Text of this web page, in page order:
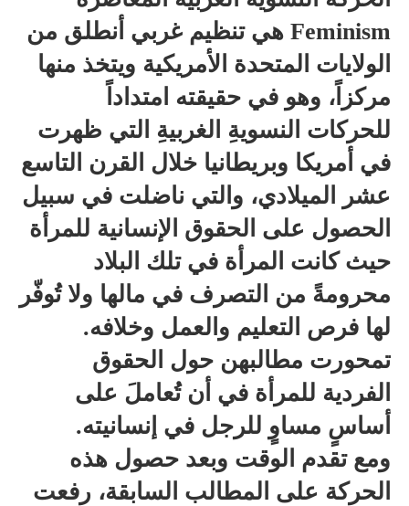
Feminism هي تنظيم غربي أنطلق من
الولايات المتحدة الأمريكية ويتخذ منها
مركزاً، وهو في حقيقته امتداداً
للحركات النسويةِ الغربيةِ التي ظهرت
في أمريكا وبريطانيا خلال القرن التاسع
عشر الميلادي، والتي ناضلت في سبيل
الحصول على الحقوق الإنسانية للمرأة
حيث كانت المرأة في تلك البلاد
محرومةً من التصرف في مالها ولا تُوفّر
لها فرص التعليم والعمل وخلافه.
تمحورت مطالبهن حول الحقوق
الفردية للمرأة في أن تُعاملَ على
أساسٍ مساوٍ للرجل في إنسانيته.
ومع تقدم الوقت وبعد حصول هذه
الحركة على المطالب السابقة، رفعت